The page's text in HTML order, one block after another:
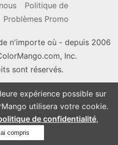
expérience possible sur
utilisera votre cookie.
de confidentialité,
compris
Politique de
Problèmes Promo
n'importe où - depuis 2006
Inc.
sont réservés.